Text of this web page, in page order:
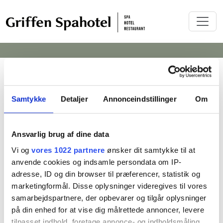
Samtykke Detaljer Annonceindstillinger Om
Ansvarlig brug af dine data
Vi og vores 1022 partnere ønsker dit samtykke til at
anvende cookies og indsamle persondata om IP-
adresse, ID og din browser til præferencer, statistik og
marketingformål. Disse oplysninger videregives til vores
samarbejdspartnere, der opbevarer og tilgår oplysninger
på din enhed for at vise dig målrettede annoncer, levere
Dato
Antal værelser
Kampagnekode
SØG